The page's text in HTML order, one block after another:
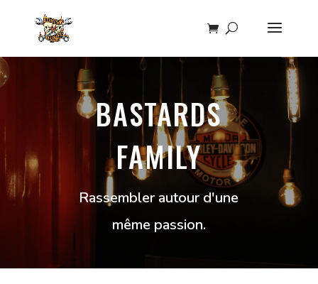
BASTARDS
FAMILY
Rassembler autour d'une
même passion.